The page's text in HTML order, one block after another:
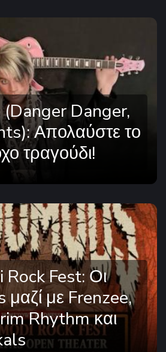
Danger,
Απολαύστε το
τραγούδι!
Fest: Οι
με Frenzee,
Rhythm και